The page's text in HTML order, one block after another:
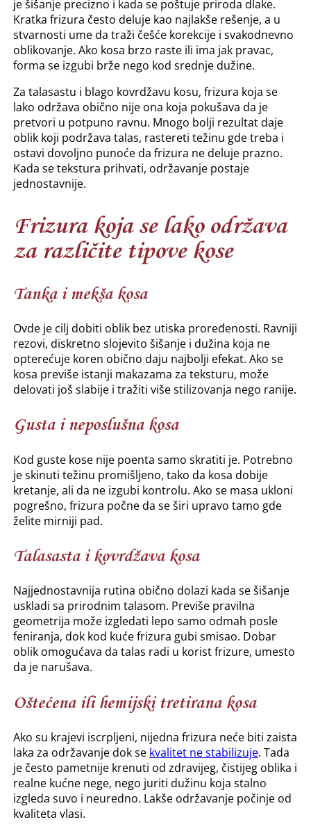
je šišanje precizno i kada se poštuje priroda dlake.
Kratka frizura često deluje kao najlakše rešenje, a u
stvarnosti ume da traži češće korekcije i svakodnevno
oblikovanje. Ako kosa brzo raste ili ima jak pravac,
forma se izgubi brže nego kod srednje dužine.
Za talasastu i blago kovrdžavu kosu, frizura koja se
lako održava obično nije ona koja pokušava da je
pretvori u potpuno ravnu. Mnogo bolji rezultat daje
oblik koji podržava talas, rastereti težinu gde treba i
ostavi dovoljno punoće da frizura ne deluje prazno.
Kada se tekstura prihvati, održavanje postaje
jednostavnije.
Frizura koja se lako održava
za različite tipove kose
Tanka i mekša kosa
Ovde je cilj dobiti oblik bez utiska proređenosti. Ravniji
rezovi, diskretno slojevito šišanje i dužina koja ne
opterećuje koren obično daju najbolji efekat. Ako se
kosa previše istanji makazama za teksturu, može
delovati još slabije i tražiti više stilizovanja nego ranije.
Gusta i neposlušna kosa
Kod guste kose nije poenta samo skratiti je. Potrebno
je skinuti težinu promišljeno, tako da kosa dobije
kretanje, ali da ne izgubi kontrolu. Ako se masa ukloni
pogrešno, frizura počne da se širi upravo tamo gde
želite mirniji pad.
Talasasta i kovrdžava kosa
Najjednostavnija rutina obično dolazi kada se šišanje
uskladi sa prirodnim talasom. Previše pravilna
geometrija može izgledati lepo samo odmah posle
feniranja, dok kod kuće frizura gubi smisao. Dobar
oblik omogućava da talas radi u korist frizure, umesto
da je narušava.
Oštećena ili hemijski tretirana kosa
Ako su krajevi iscrpljeni, nijedna frizura neće biti zaista
laka za održavanje dok se kvalitet ne stabilizuje. Tada
je često pametnije krenuti od zdravijeg, čistijeg oblika i
realne kućne nege, nego juriti dužinu koja stalno
izgleda suvo i neuredno. Lakše održavanje počinje od
kvaliteta vlasi.